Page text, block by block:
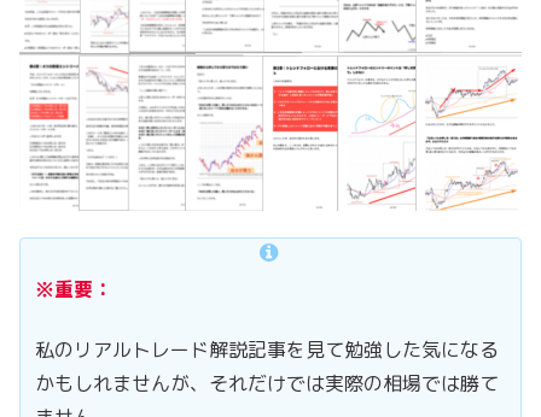
※重要：
私のリアルトレード解説記事を見て勉強した気になる
かもしれませんが、それだけでは実際の相場では勝て